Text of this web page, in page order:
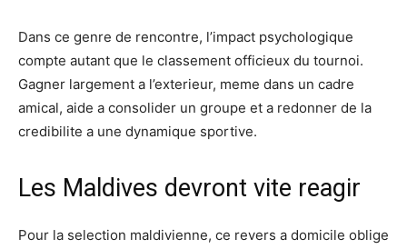
Dans ce genre de rencontre, l’impact psychologique
compte autant que le classement officieux du tournoi.
Gagner largement a l’exterieur, meme dans un cadre
amical, aide a consolider un groupe et a redonner de la
credibilite a une dynamique sportive.
Les Maldives devront vite reagir
Pour la selection maldivienne, ce revers a domicile oblige